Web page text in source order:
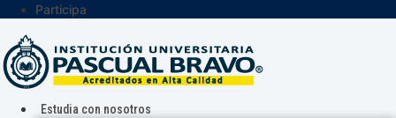
Participa
Estudia con nosotros